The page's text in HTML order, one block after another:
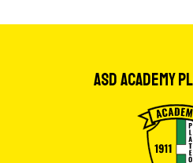
ASD Academy